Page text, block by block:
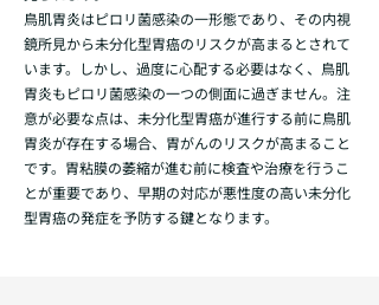
鳥肌胃炎はピロリ菌感染の一形態であり、その内視
鏡所見から未分化型胃癌のリスクが高まるとされて
います。しかし、過度に心配する必要はなく、鳥肌
胃炎もピロリ菌感染の一つの側面に過ぎません。注
意が必要な点は、未分化型胃癌が進行する前に鳥肌
胃炎が存在する場合、胃がんのリスクが高まること
です。胃粘膜の萎縮が進む前に検査や治療を行うこ
とが重要であり、早期の対応が悪性度の高い未分化
型胃癌の発症を予防する鍵となります。